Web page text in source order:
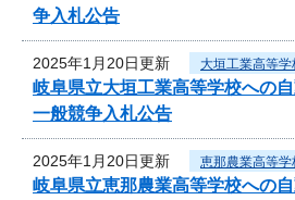
争入札公告
2025年1月20日更新 大垣工業高等学
岐阜県立大垣工業高等学校への
一般競争入札公告
2025年1月20日更新 恵那農業高等学
岐阜県立恵那農業高等学校への